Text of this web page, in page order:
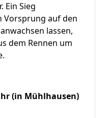
Ein Sieg
Vorsprung auf den
lassen,
dem Rennen um
(in Mühlhausen)